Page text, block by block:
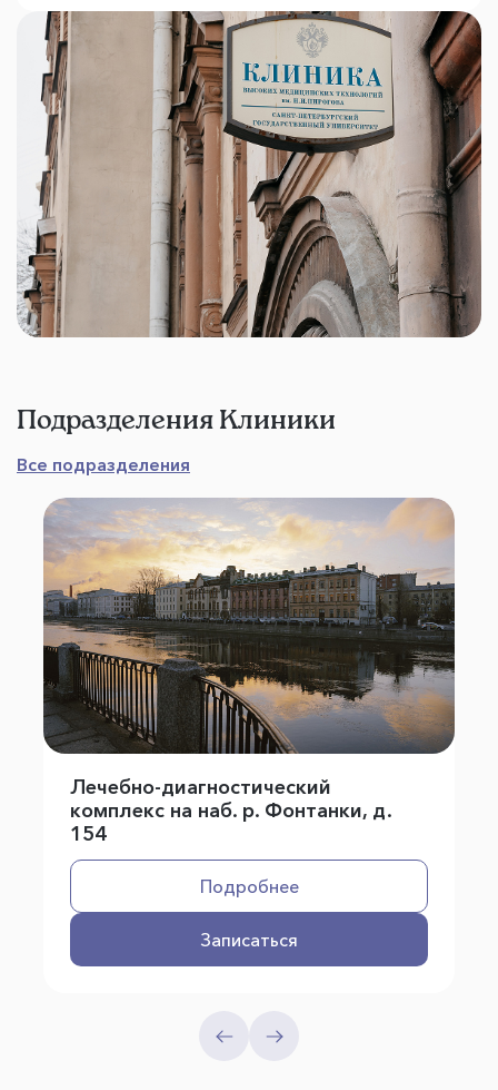
Подразделения Клиники
Все подразделения
Лечебно-диагностический
комплекс на наб. р. Фонтанки, д.
154
Подробнее
Записаться